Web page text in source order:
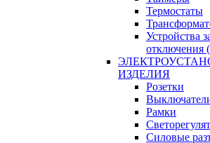
Термостаты
Устройства
отключения
ИЗДЕЛИЯ
Розетки
Рамки
Силовые